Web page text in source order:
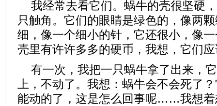
我经常去看它们。蜗牛的壳很坚硬
只触角。它们的眼睛是绿色的，像两
细，像一个细小的针，它还很小，像
壳里有许许多多的硬币，我想，它们
有一次，我把一只蜗牛拿了出来，
上，不动了。我想：蜗牛会不会死了
能动的了，这是怎么回事呢……我想着